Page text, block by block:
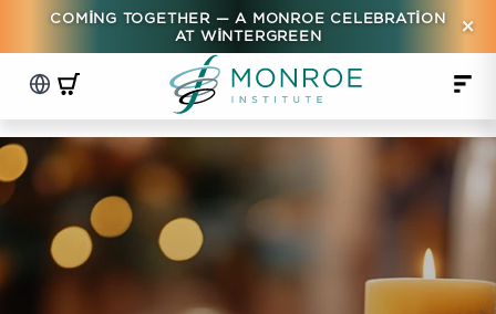
COMING TOGETHER — A MONROE CELEBRATION
AT WINTERGREEN
×